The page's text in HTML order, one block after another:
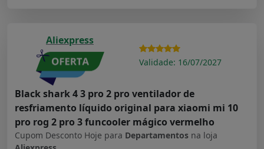
Aliexpress
Validade: 16/07/2027
Black shark 4 3 pro 2 pro ventilador de
resfriamento líquido original para xiaomi mi 10
pro rog 2 pro 3 funcooler mágico vermelho
Cupom Desconto Hoje para Departamentos na loja